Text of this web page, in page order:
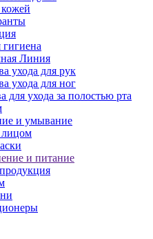
кожей
Линия
ухода для рук
ухода для ног
для ухода за полостью рта
и умывание
лицом
и питание